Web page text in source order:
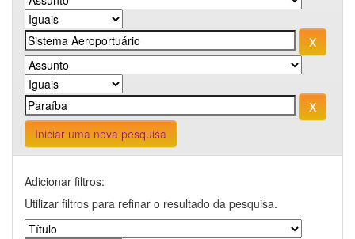
Iniciar uma nova pesquisa
Adicionar filtros:
Utilizar filtros para refinar o resultado da pesquisa.